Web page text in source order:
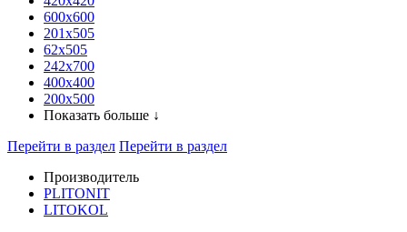
600х600
201х505
62х505
242х700
400х400
200х500
Показать больше ↓
Перейти в раздел Перейти в раздел
Производитель
PLITONIT
LITOKOL